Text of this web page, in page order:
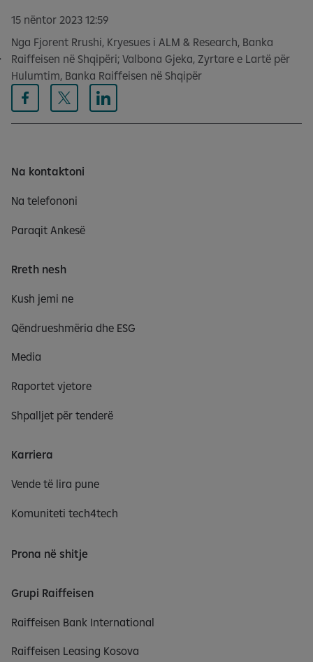
15 nëntor 2023 12:59
Nga Fjorent Rrushi, Kryesues i ALM & Research, Banka
Raiffeisen në Shqipëri; Valbona Gjeka, Zyrtare e Lartë për
Hulumtim, Banka Raiffeisen në Shqipër
Na kontaktoni
Na telefononi
Paraqit Ankesë
Rreth nesh
Kush jemi ne
Qëndrueshmëria dhe ESG
Media
Raportet vjetore
Shpalljet për tenderë
Karriera
Vende të lira pune
Komuniteti tech4tech
Prona në shitje
Grupi Raiffeisen
Raiffeisen Bank International
Raiffeisen Leasing Kosova